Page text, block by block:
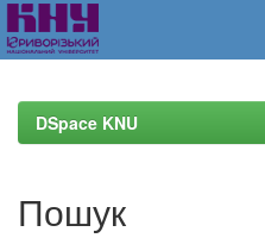
navigationDSpace KNU
Пошук